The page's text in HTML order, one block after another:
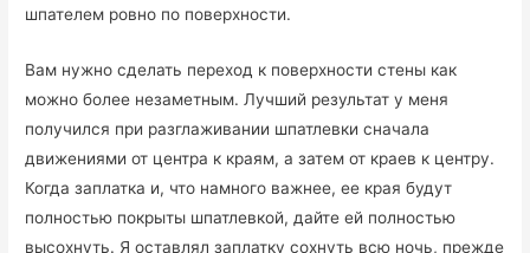
шпателем ровно по поверхности.
Вам нужно сделать переход к поверхности стены как
можно более незаметным. Лучший результат у меня
получился при разглаживании шпатлевки сначала
движениями от центра к краям, а затем от краев к центру.
Когда заплатка и, что намного важнее, ее края будут
полностью покрыты шпатлевкой, дайте ей полностью
высохнуть. Я оставлял заплатку сохнуть всю ночь, прежде